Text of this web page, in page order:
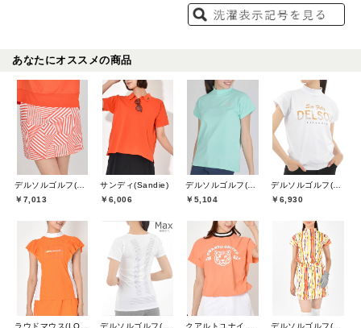
あなたにオススメの商品
￥7,013
サンディ(Sandie)
￥6,006
￥5,104
￥6,930